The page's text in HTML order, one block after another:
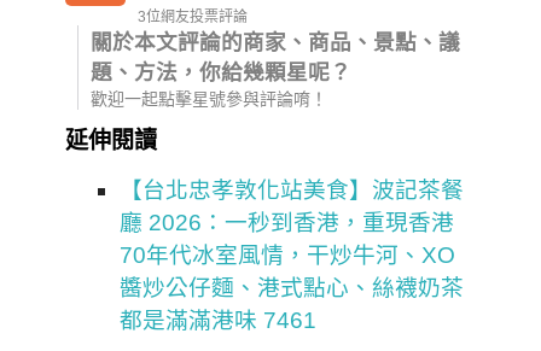
3位網友投票評論
關於本文評論的商家、商品、景點、議
題、方法，你給幾顆星呢？
歡迎一起點擊星號參與評論唷！
延伸閱讀
【台北忠孝敦化站美食】波記茶餐
廳 2026：一秒到香港，重現香港
70年代冰室風情，干炒牛河、XO
醬炒公仔麵、港式點心、絲襪奶茶
都是滿滿港味 7461